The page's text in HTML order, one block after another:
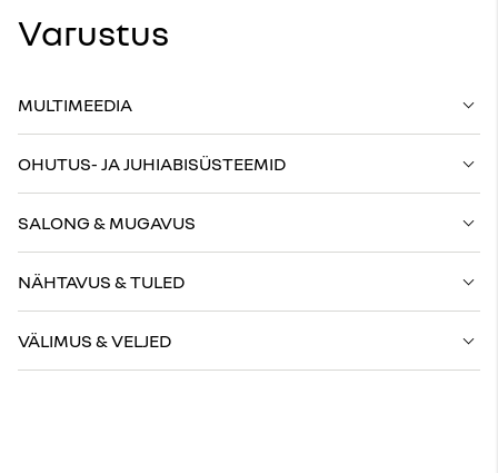
Varustus
MULTIMEEDIA
OHUTUS- JA JUHIABISÜSTEEMID
SALONG & MUGAVUS
NÄHTAVUS & TULED
VÄLIMUS & VELJED